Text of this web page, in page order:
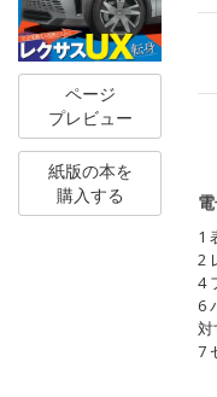
ページ
プレビュー
紙版の本を
購入する
1
2
4
6
7